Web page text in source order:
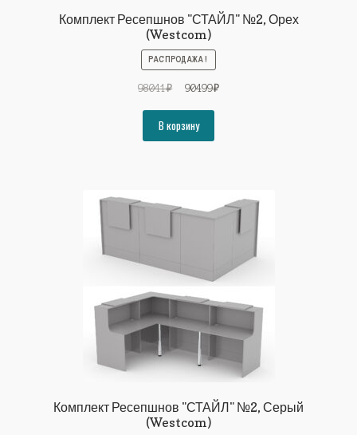
Комплект Ресепшнов "СТАЙЛ" №2, Орех
(Westcom)
РАСПРОДАЖА!
98041₽
Первоначальная
составляла
98041₽.
90499₽Текущая
В корзину
Комплект Ресепшнов "СТАЙЛ" №2, Серый
(Westcom)